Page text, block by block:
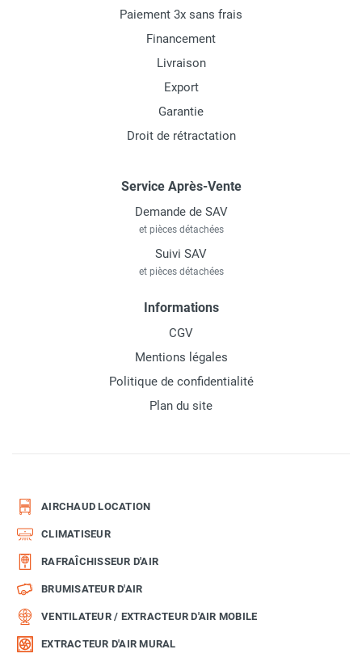
Paiement 3x sans frais
Financement
Livraison
Export
Garantie
Droit de rétractation
Service Après-Vente
Demande de SAV
et pièces détachées
Suivi SAV
et pièces détachées
Informations
CGV
Mentions légales
Politique de confidentialité
Plan du site
AIRCHAUD LOCATION
CLIMATISEUR
RAFRAÎCHISSEUR D'AIR
BRUMISATEUR D'AIR
VENTILATEUR / EXTRACTEUR D'AIR MOBILE
EXTRACTEUR D'AIR MURAL